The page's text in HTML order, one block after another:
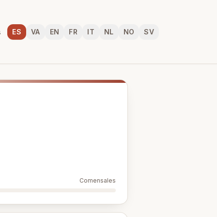
Idioma
ES VA EN FR IT NL NO SV
Comensales